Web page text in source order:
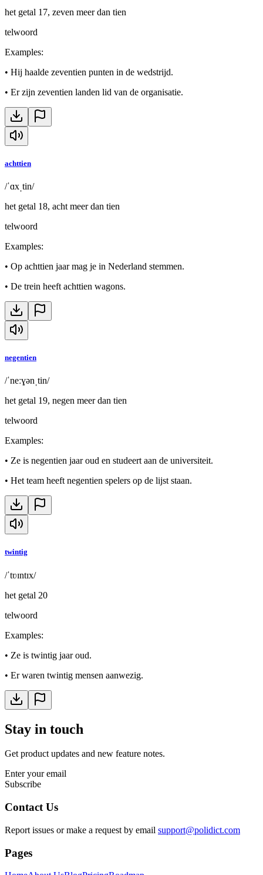
het getal 17, zeven meer dan tien
telwoord
Examples:
• Hij haalde zeventien punten in de wedstrijd.
• Er zijn zeventien landen lid van de organisatie.
achttien
/ˈɑxˌtin/
het getal 18, acht meer dan tien
telwoord
Examples:
• Op achttien jaar mag je in Nederland stemmen.
• De trein heeft achttien wagons.
negentien
/ˈneːɣənˌtin/
het getal 19, negen meer dan tien
telwoord
Examples:
• Ze is negentien jaar oud en studeert aan de universiteit.
• Het team heeft negentien spelers op de lijst staan.
twintig
/ˈtʋɪntɪx/
het getal 20
telwoord
Examples:
• Ze is twintig jaar oud.
• Er waren twintig mensen aanwezig.
Stay in touch
Get product updates and new feature notes.
Enter your email
Subscribe
Contact Us
Report issues or make a request by email support@polidict.com
Pages